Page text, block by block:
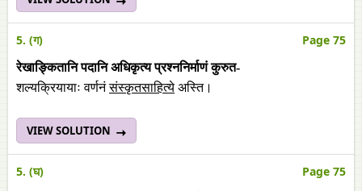
5. (ग) Page 75
रेखाङ्कितानि पदानि अधिकृत्य प्रश्ननिर्माणं कुरुत-
शल्यक्रियायाः वर्णनंसंस्कृतसाहित्ये अस्ति।
VIEW SOLUTION
5. (घ) Page 75